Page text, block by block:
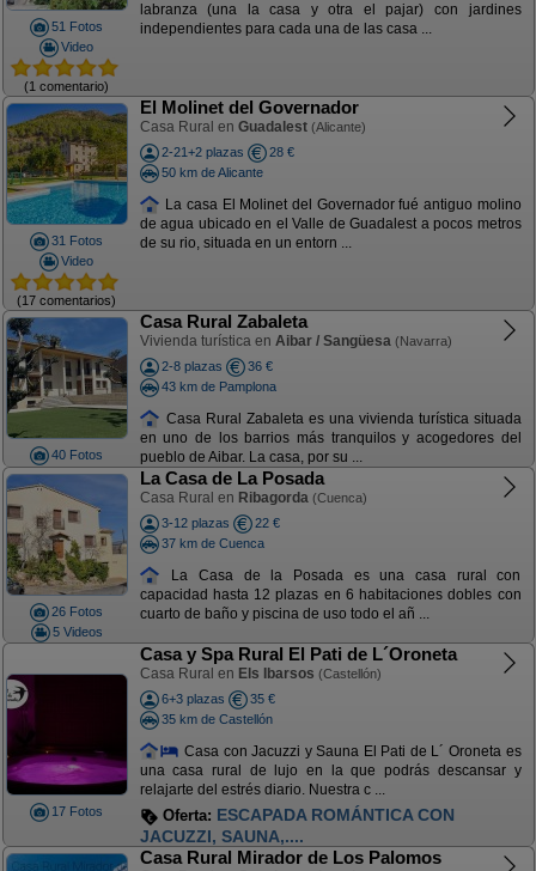
51 Fotos
Video
(1 comentario)
labranza (una la casa y otra el pajar) con jardines
independientes para cada una de las casa ...
31 Fotos
Video
(17 comentarios)
El Molinet del Governador
Casa Rural en Guadalest (Alicante)
2-21+2 plazas
28 €
50 km de Alicante
La casa El Molinet del Governador fué antiguo molino
de agua ubicado en el Valle de Guadalest a pocos metros
de su rio, situada en un entorn ...
40 Fotos
Casa Rural Zabaleta
Vivienda turística en Aibar / Sangüesa (Navarra)
2-8 plazas
36 €
43 km de Pamplona
Casa Rural Zabaleta es una vivienda turística situada
en uno de los barrios más tranquilos y acogedores del
pueblo de Aibar. La casa, por su ...
26 Fotos
5 Videos
La Casa de La Posada
Casa Rural en Ribagorda (Cuenca)
3-12 plazas
22 €
37 km de Cuenca
La Casa de la Posada es una casa rural con
capacidad hasta 12 plazas en 6 habitaciones dobles con
cuarto de baño y piscina de uso todo el añ ...
17 Fotos
Casa y Spa Rural El Pati de L´Oroneta
Casa Rural en Els Ibarsos (Castellón)
6+3 plazas
35 €
35 km de Castellón
Casa con Jacuzzi y Sauna El Pati de L´ Oroneta es
una casa rural de lujo en la que podrás descansar y
relajarte del estrés diario. Nuestra c ...
Oferta: ESCAPADA ROMÁNTICA CON
JACUZZI, SAUNA,....
Casa Rural Mirador de Los Palomos